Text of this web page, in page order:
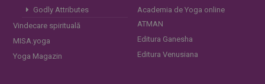
Godly Attributes
Vindecare spirituală
MISA.yoga
Yoga Magazin
Academia de Yoga online
ATMAN
Editura Ganesha
Editura Venusiana